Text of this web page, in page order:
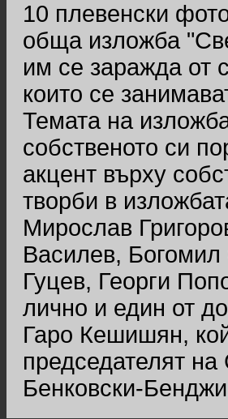
10 плевенски
обща изложба
им се заражда от
които се
Темата на
собственото си
акцент върху
творби в
Мирослав
Василев,
Гуцев, Георги
лично и един от
Гаро Кешишян,
председателят
Бенковски-